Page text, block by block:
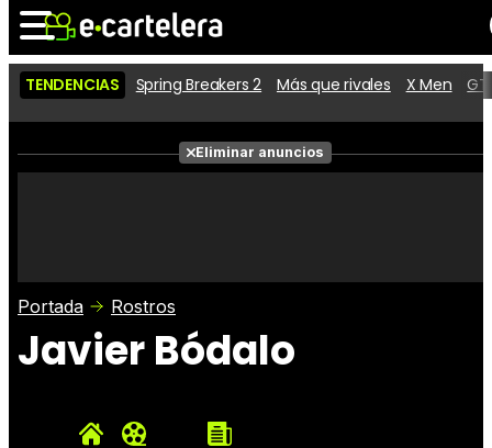
Noticias Cartelera
Películas
Críticas
TENDENCIAS Spring Breakers 2 Más que rivales X Men
Eliminar anuncios
Portada Rostros
Javier Bódalo